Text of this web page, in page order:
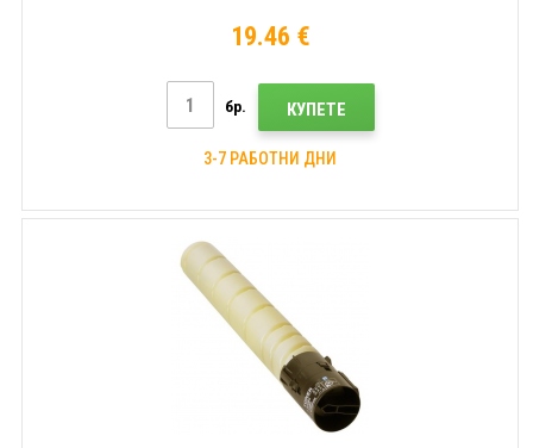
19.46 €
бр. КУПЕТЕ
3-7 РАБОТНИ ДНИ